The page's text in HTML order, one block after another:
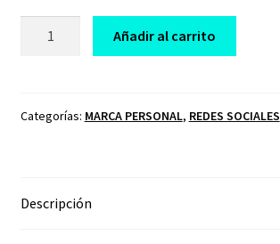
CONVIERTE
Añadir al carrito
Categorías: MARCA PERSONAL, REDES SOCIALES
Descripción